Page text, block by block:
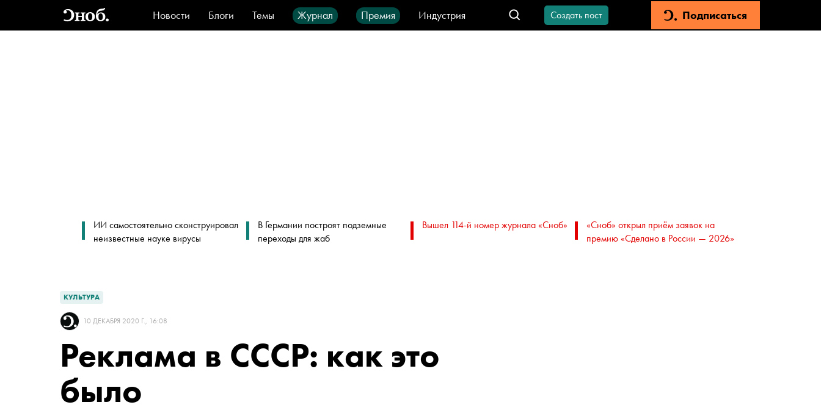
Новости Блоги Темы Журнал Премия
Индустрия
Стиль
Видео Город IT-продукты
Создать пост Подписаться
ИИ самостоятельно сконструировал
неизвестные науке вирусы
В Германии построят подземные
переходы для жаб
Вышел 114-й номер журнала «Сноб»
«Сноб» открыл приём заявок на
премию «Сделано в России — 2026»
КУЛЬТУРА
10 ДЕКАБРЯ 2020 Г., 16:08
Реклама в СССР: как это
было